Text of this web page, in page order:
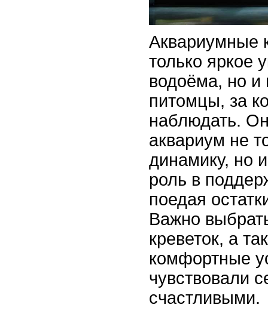
Аквариумные
только яркое
водоёма, но
питомцы, за
наблюдать.
аквариум не
динамику, но
роль в
поедая
Важно
креветок, а
комфортные
чувствовали
счастливыми.